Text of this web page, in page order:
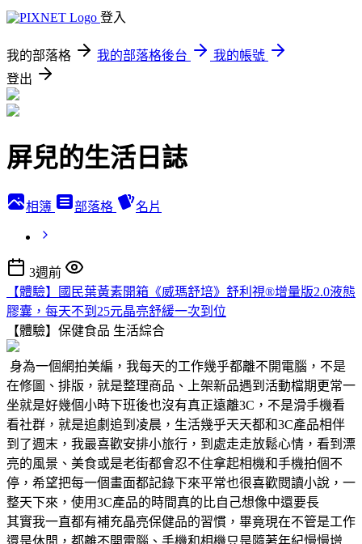
登入
我的部落格 我的部落格後台
我的帳號
登出
屏兒的生活日誌
相簿 部落格 名片
3週前
【體驗】國民葉黃素開箱《威瑪舒培》舒利視®增量版2.0液態
膠囊，每天不到25元晶亮舒緩一次到位
【體驗】保健食品 生活綜合
身為一個網拍美編，我每天的工作幾乎都離不開電腦，不是
在修圖、排版，就是整理商品、上架新品遇到活動檔期更常一
坐就是好幾個小時下班後也沒有真正遠離3C，不是滑手機看
看社群，就是追劇追到凌晨，生活幾乎天天都和3C產品相伴
到了週末，我最喜歡安排小旅行，到處走走放鬆心情，看到漂
亮的風景、美食或是老街都會忍不住拿起相機和手機拍個不
停，希望把每一個畫面都記錄下來平常也很喜歡閱讀小說，一
整天下來，使用3C產品的時間真的比自己想像中還要長
其實我一直都有補充晶亮保健品的習慣，畢竟現在不管是工作
還是休閒，都離不開電腦、手機和相機只是隨著年紀慢慢增